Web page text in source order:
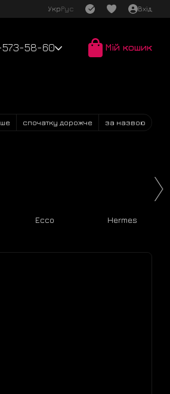
УкрРус Вхід
573-58-60 Мій кошик
спочатку дорожче за назвою
Ecco Hermes